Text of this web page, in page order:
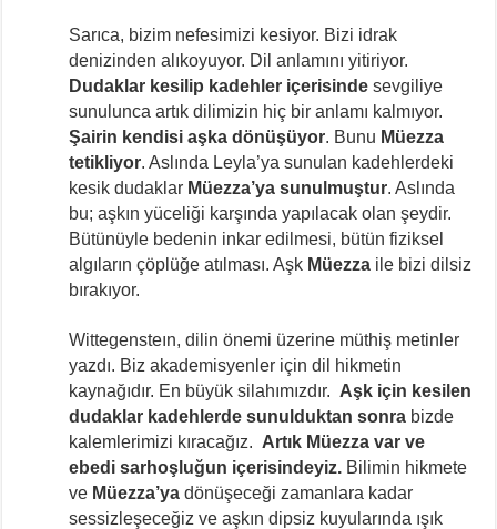
Sarıca, bizim nefesimizi kesiyor. Bizi idrak
denizinden alıkoyuyor. Dil anlamını yitiriyor.
Dudaklar kesilip kadehler içerisinde sevgiliye
sunulunca artık dilimizin hiç bir anlamı kalmıyor.
Şairin kendisi aşka dönüşüyor. Bunu Müezza
tetikliyor. Aslında Leyla’ya sunulan kadehlerdeki
kesik dudaklar Müezza’ya sunulmuştur. Aslında
bu; aşkın yüceliği karşında yapılacak olan şeydir.
Bütünüyle bedenin inkar edilmesi, bütün fiziksel
algıların çöplüğe atılması. Aşk Müezza ile bizi dilsiz
bırakıyor.
Wittegensteın, dilin önemi üzerine müthiş metinler
yazdı. Biz akademisyenler için dil hikmetin
kaynağıdır. En büyük silahımızdır. Aşk için kesilen
dudaklar kadehlerde sunulduktan sonra bizde
kalemlerimizi kıracağız. Artık Müezza var ve
ebedi sarhoşluğun içerisindeyiz. Bilimin hikmete
ve Müezza’ya dönüşeceği zamanlara kadar
sessizleşeceğiz ve aşkın dipsiz kuyularında ışık